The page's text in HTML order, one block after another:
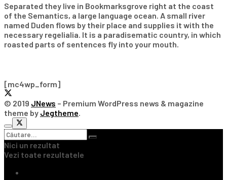
Separated they live in Bookmarksgrove right at the coast
of the Semantics, a large language ocean. A small river
named Duden flows by their place and supplies it with the
necessary regelialia. It is a paradisematic country, in which
roasted parts of sentences fly into your mouth.
[mc4wp_form]
© 2019 JNews – Premium WordPress news & magazine
theme by Jegtheme.
Nici un rezultat
Vezi toate rezultatele